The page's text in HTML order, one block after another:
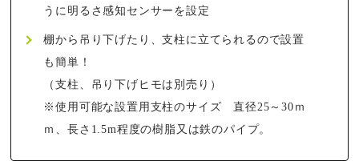
うに明るさ感知センサーを設定
棚から吊り下げたり、支柱に立てられるので設置
も簡単！
（支柱、吊り下げヒモは別売り）
※使用可能な設置用支柱のサイズ 直径25～30ｍ
ｍ、長さ1.5m程度の樹脂又は鉄のパイプ。